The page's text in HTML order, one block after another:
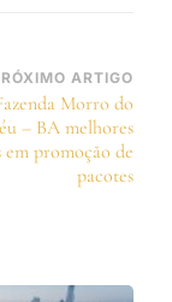
ARTIGO
Morro do
– BA melhores
em promoção de
pacotes